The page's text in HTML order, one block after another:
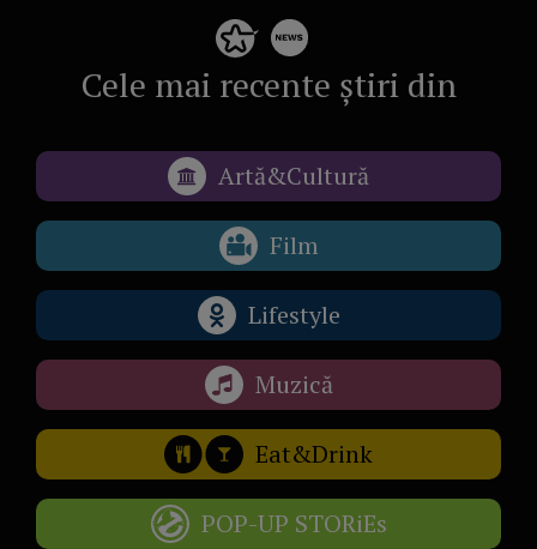
Cele mai recente știri din
Artă&Cultură
Film
Lifestyle
Muzică
Eat&Drink
POP-UP STORiEs